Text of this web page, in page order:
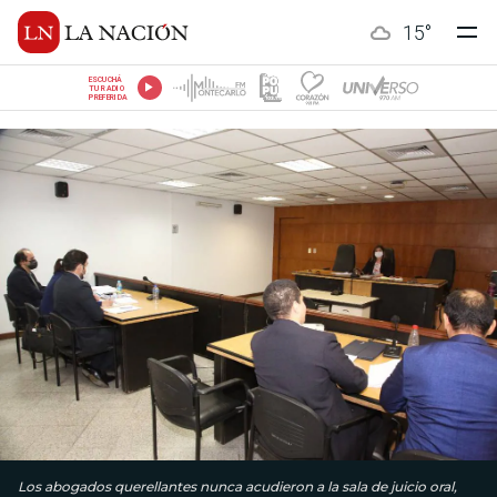
15°
ESCUCHÁ
TU RADIO
PREFERIDA
Los abogados querellantes nunca acudieron a la sala de juicio oral,